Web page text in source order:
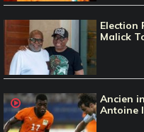
Election
Malick
Ancien
Antoine